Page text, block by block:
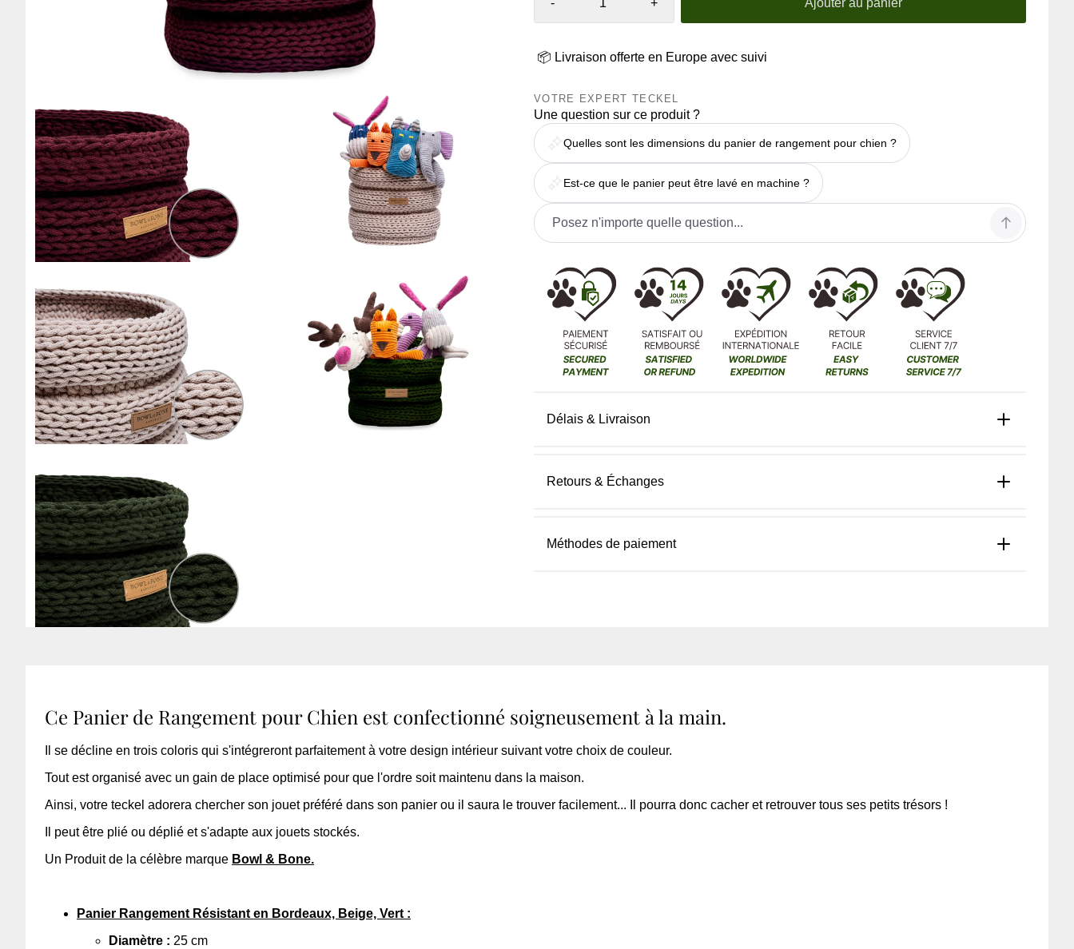
- + Ajouter au panier
📦 Livraison offerte en Europe avec suivi
VOTRE EXPERT TECKEL
Une question sur ce produit ?
Quelles sont les dimensions du panier de rangement pour chien ?
Est-ce que le panier peut être lavé en machine ?
Délais & Livraison
Retours & Échanges
Méthodes de paiement
Ce Panier de Rangement pour Chien est confectionné soigneusement à la main.
Il se décline en trois coloris qui s'intégreront parfaitement à votre design intérieur suivant votre choix de couleur.
Tout est organisé avec un gain de place optimisé pour que l'ordre soit maintenu dans la maison.
Ainsi, votre teckel adorera chercher son jouet préféré dans son panier ou il saura le trouver facilement... Il pourra donc cacher et retrouver tous ses petits trésors !
Il peut être plié ou déplié et s'adapte aux jouets stockés.
Un Produit de la célèbre marque Bowl & Bone.
Panier Rangement Résistant en Bordeaux, Beige, Vert :
Diamètre : 25 cm